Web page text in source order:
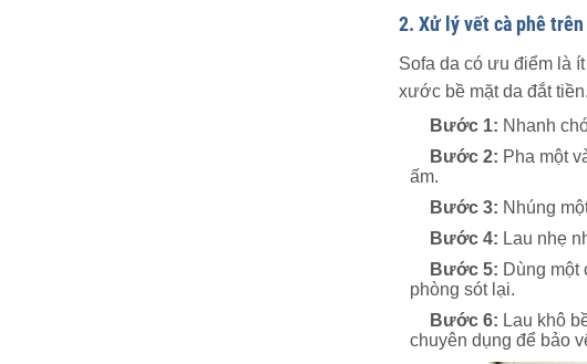
2. Xử lý vết cà phê
Sofa da có ưu điểm là
xước bề mặt da đắt tiền.
Bước 1: Nhanh
Bước 2: Pha một
ấm.
Bước 3: Nhúng
Bước 4: Lau nhẹ
Bước 5: Dùng một
phòng sót lại.
Bước 6: Lau khô
chuyên dụng để bảo